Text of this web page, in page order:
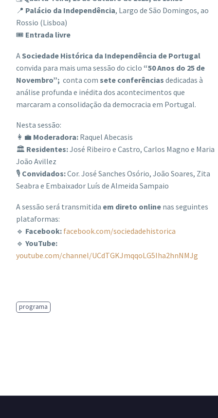
📍 Palácio da Independência, Largo de São Domingos, ao
Rossio (Lisboa)
🎟 Entrada livre
ASociedade Histórica da Independência de Portugal
convida para mais uma sessão do ciclo “50 Anos do 25 de
Novembro”; conta com sete conferências dedicadas à
análise profunda e inédita dos acontecimentos que
marcaram a consolidação da democracia em Portugal.
Nesta sessão:
👩‍💼 Moderadora: Raquel Abecasis
🏛 Residentes:José Ribeiro e Castro, Carlos Magno e Maria
João Avillez
🎙 Convidados:Cor. José Sanches Osório, João Soares, Zita
Seabra e Embaixador Luís de Almeida Sampaio
A sessão será transmitida em direto online nas seguintes
plataformas:
🔹 Facebook: facebook.com/sociedadehistorica
🔹 YouTube:
youtube.com/channel/UCdTGKJmqqoLG5Iha2hnNMJg
programa